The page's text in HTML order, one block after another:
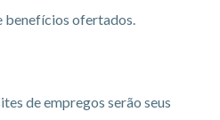
benefícios ofertados.
de empregos serão seus